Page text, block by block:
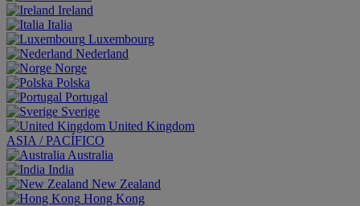
Ireland
Italia
Luxembourg
Nederland
Norge
Polska
Portugal
Sverige
United Kingdom
ASIA / PACÍFICO
Australia
India
New Zealand
Hong Kong